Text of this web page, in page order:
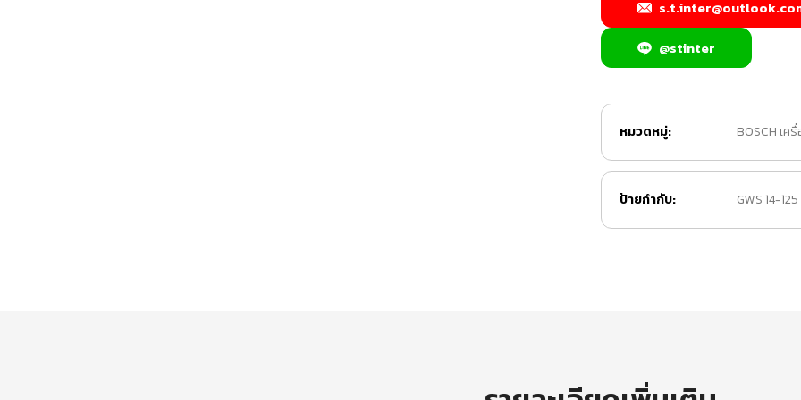
@stinter
หมวดหมู่: BOSCH เค
ป้ายกำกับ: GWS 14-125